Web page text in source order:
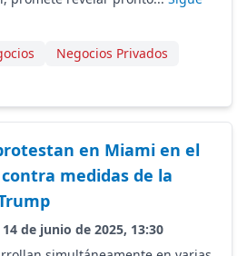
Negocios Privados
en Miami en el
medidas de la
de junio de 2025, 13:30